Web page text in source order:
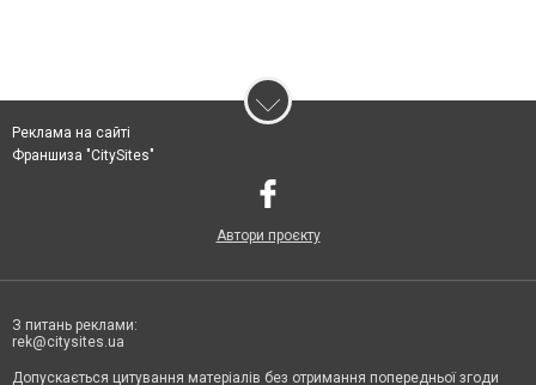
Реклама на сайті
Франшиза "CitySites"
Автори проєкту
З питань реклами:
rek@citysites.ua
Допускається цитування матеріалів без отримання попередньої згоди